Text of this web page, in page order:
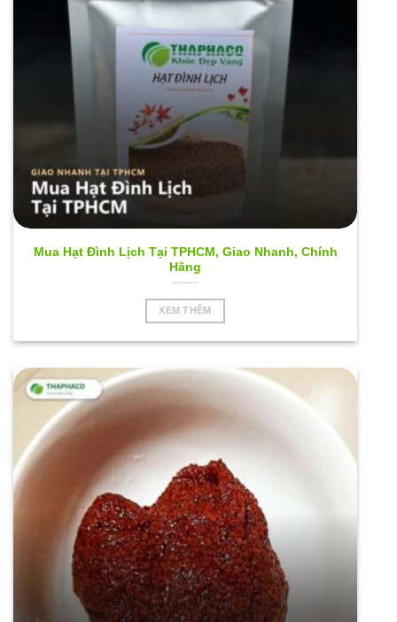
Mua Hạt Đình Lịch Tại TPHCM, Giao Nhanh, Chính
Hãng
XEM THÊM